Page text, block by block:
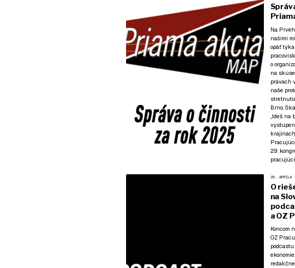
Na
našimi
opäť
o
na
právach
naše
Brno,
„Ideš na
29.
29. APRÍLA
O
na
a OZ
Koncom
OZ